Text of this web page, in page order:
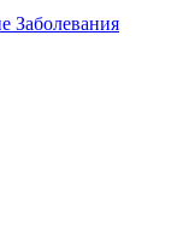
Заболевания